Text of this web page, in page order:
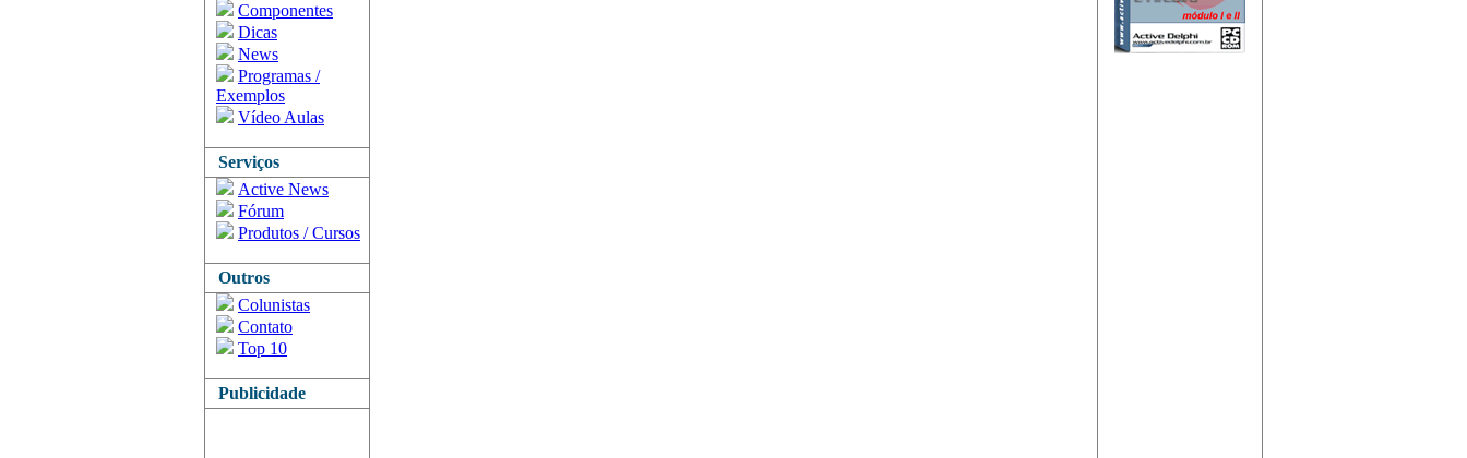
Componentes
Dicas
News
Programas /
Exemplos
Vídeo Aulas
Serviços
Active News
Fórum
Produtos / Cursos
Outros
Colunistas
Contato
Top 10
Publicidade